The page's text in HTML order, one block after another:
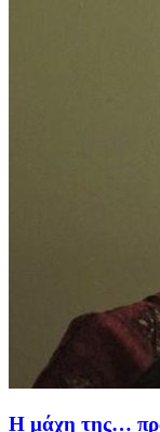
Η μάχη της…